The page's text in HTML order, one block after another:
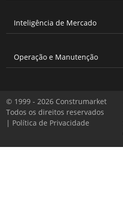
Inteligência de Mercado
Operação e Manutenção
© 1999 - 2026 Construmarket
Todos os direitos reservados
| Política de Privacidade